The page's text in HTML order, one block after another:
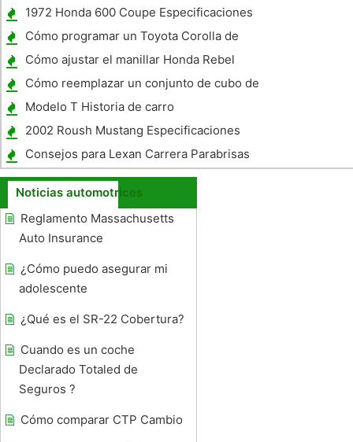
Country
1972 Honda 600 Coupe Especificaciones
Cómo programar un Toyota Corolla de
apertura a distancia 2005
Cómo ajustar el manillar Honda Rebel
Cómo reemplazar un conjunto de cubo de
rueda en un BMW 5281
Modelo T Historia de carro
2002 Roush Mustang Especificaciones
Consejos para Lexan Carrera Parabrisas
Coche
Noticias automotrices
Reglamento Massachusetts
Auto Insurance
¿Cómo puedo asegurar mi
adolescente
¿Qué es el SR-22 Cobertura?
Cuando es un coche
Declarado Totaled de
Seguros ?
Cómo comparar CTP Cambio